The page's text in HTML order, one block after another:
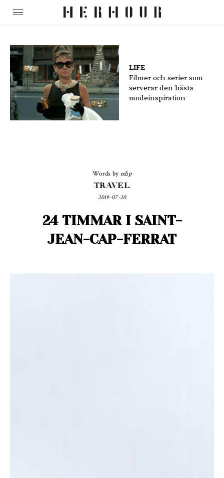
LIFE
Filmer och serier som
serverar den bästa
modeinspiration
Words by edip
TRAVEL
2019-07-20
24 TIMMAR I SAINT-
JEAN-CAP-FERRAT